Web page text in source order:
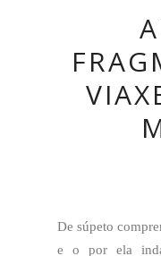
De súpeto
e o por ela